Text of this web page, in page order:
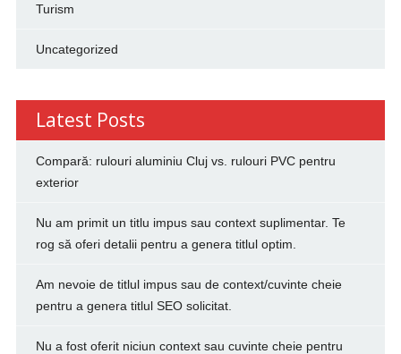
Turism
Uncategorized
Latest Posts
Compară: rulouri aluminiu Cluj vs. rulouri PVC pentru
exterior
Nu am primit un titlu impus sau context suplimentar. Te
rog să oferi detalii pentru a genera titlul optim.
Am nevoie de titlul impus sau de context/cuvinte cheie
pentru a genera titlul SEO solicitat.
Nu a fost oferit niciun context sau cuvinte cheie pentru